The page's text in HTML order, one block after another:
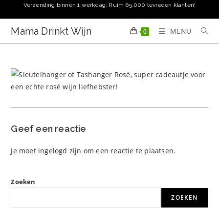
naar
inhoud
Verzending binnen 1 werkdag. Ruim 65.000 tevreden klanten!
Mama Drinkt Wijn 0 MENU
Geef een reactie
Je moet ingelogd zijn om een reactie te plaatsen.
Zoeken
ZOEKEN